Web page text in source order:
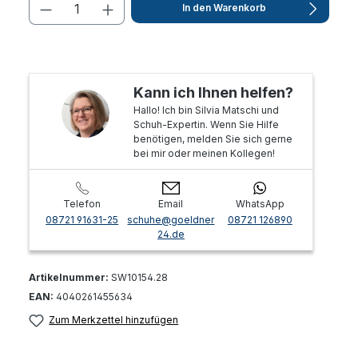
In den Warenkorb
Kann ich Ihnen helfen?
Hallo! Ich bin Silvia Matschi und
Schuh-Expertin. Wenn Sie Hilfe
benötigen, melden Sie sich gerne
bei mir oder meinen Kollegen!
Telefon
08721 91631-25
Email
schuhe@goeldner
24.de
WhatsApp
08721 126890
Artikelnummer: SW10154.28
EAN: 4040261455634
Zum Merkzettel hinzufügen